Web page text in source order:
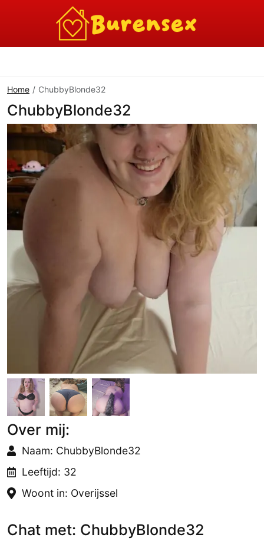
Home ChubbyBlonde32
ChubbyBlonde32
Over mij:
Naam: ChubbyBlonde32
Leeftijd: 32
Woont in: Overijssel
Chat met: ChubbyBlonde32